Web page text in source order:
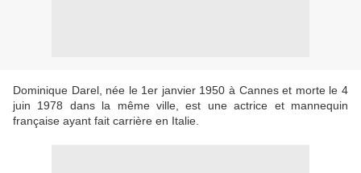
Dominique Darel, née le 1er janvier 1950 à Cannes et morte le 4
juin 1978 dans la même ville, est une actrice et mannequin
française ayant fait carrière en Italie.